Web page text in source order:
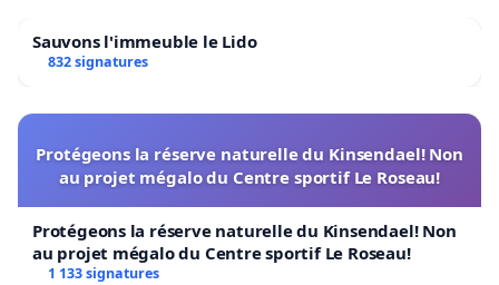
Sauvons l'immeuble le Lido
832 signatures
Protégeons la réserve naturelle du Kinsendael! Non
au projet mégalo du Centre sportif Le Roseau!
Protégeons la réserve naturelle du Kinsendael! Non
au projet mégalo du Centre sportif Le Roseau!
1 133 signatures